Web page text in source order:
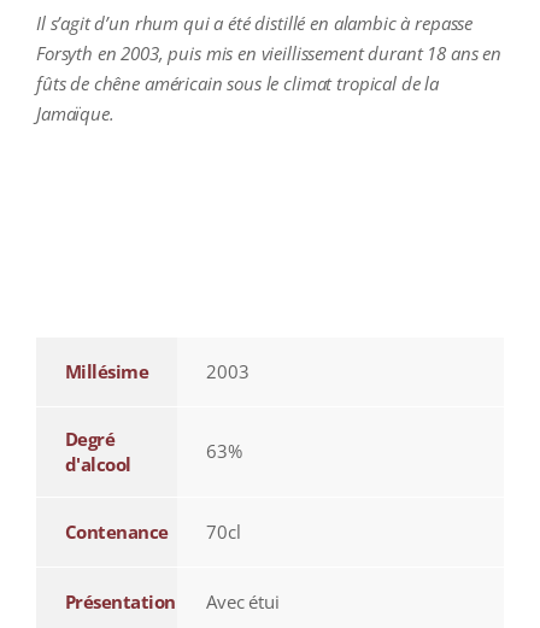
Il s’agit d’un rhum qui a été distillé en alambic à repasse
Forsyth en 2003, puis mis en vieillissement durant 18 ans en
fûts de chêne américain sous le climat tropical de la
Jamaïque.
Millésime 2003
Degré
d'alcool
63%
Contenance 70cl
Présentation Avec étui